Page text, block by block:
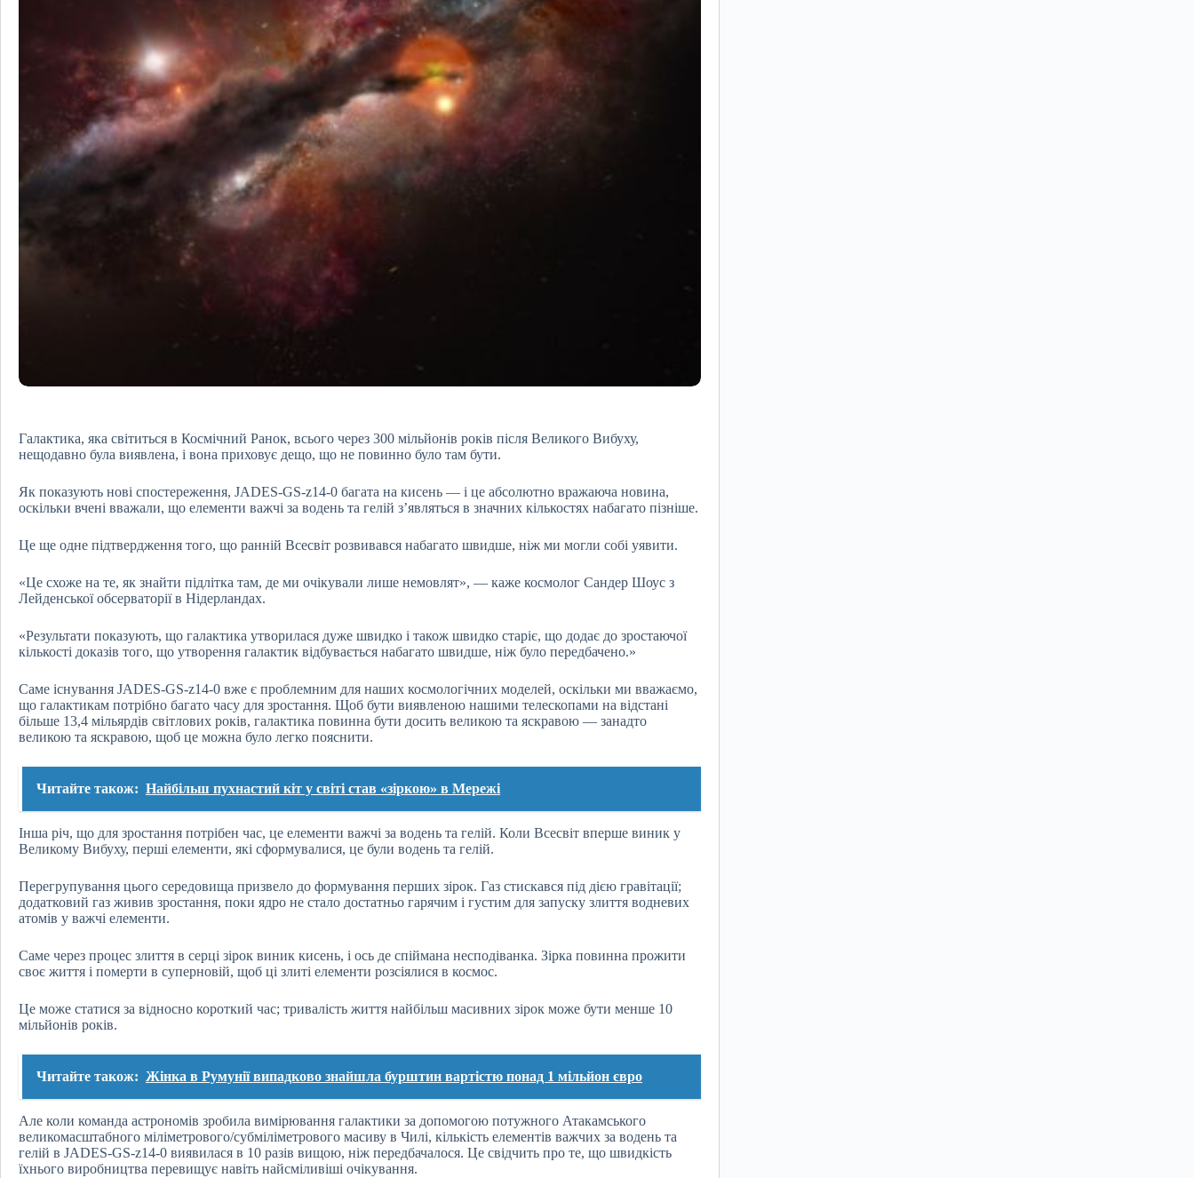
Галактика, яка світиться в Космічний Ранок, всього через 300 мільйонів років після Великого Вибуху,
нещодавно була виявлена, і вона приховує дещо, що не повинно було там бути.
Як показують нові спостереження, JADES-GS-z14-0 багата на кисень — і це абсолютно вражаюча новина,
оскільки вчені вважали, що елементи важчі за водень та гелій з’являться в значних кількостях набагато пізніше.
Це ще одне підтвердження того, що ранній Всесвіт розвивався набагато швидше, ніж ми могли собі уявити.
«Це схоже на те, як знайти підлітка там, де ми очікували лише немовлят», — каже космолог Сандер Шоус з
Лейденської обсерваторії в Нідерландах.
«Результати показують, що галактика утворилася дуже швидко і також швидко старіє, що додає до зростаючої
кількості доказів того, що утворення галактик відбувається набагато швидше, ніж було передбачено.»
Саме існування JADES-GS-z14-0 вже є проблемним для наших космологічних моделей, оскільки ми вважаємо,
що галактикам потрібно багато часу для зростання. Щоб бути виявленою нашими телескопами на відстані
більше 13,4 мільярдів світлових років, галактика повинна бути досить великою та яскравою — занадто
великою та яскравою, щоб це можна було легко пояснити.
Читайте також: Найбільш пухнастий кіт у світі став «зіркою» в Мережі
Інша річ, що для зростання потрібен час, це елементи важчі за водень та гелій. Коли Всесвіт вперше виник у
Великому Вибуху, перші елементи, які сформувалися, це були водень та гелій.
Перегрупування цього середовища призвело до формування перших зірок. Газ стискався під дією гравітації;
додатковий газ живив зростання, поки ядро не стало достатньо гарячим і густим для запуску злиття водневих
атомів у важчі елементи.
Саме через процес злиття в серці зірок виник кисень, і ось де спіймана несподіванка. Зірка повинна прожити
своє життя і померти в суперновій, щоб ці злиті елементи розсіялися в космос.
Це може статися за відносно короткий час; тривалість життя найбільш масивних зірок може бути менше 10
мільйонів років.
Читайте також: Жінка в Румунії випадково знайшла бурштин вартістю понад 1 мільйон євро
Але коли команда астрономів зробила вимірювання галактики за допомогою потужного Атакамського
великомасштабного міліметрового/субміліметрового масиву в Чилі, кількість елементів важчих за водень та
гелій в JADES-GS-z14-0 виявилася в 10 разів вищою, ніж передбачалося. Це свідчить про те, що швидкість
їхнього виробництва перевищує навіть найсміливіші очікування.